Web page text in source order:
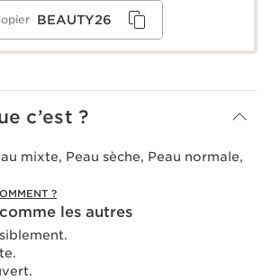
BEAUTY26
c’est ?
mixte, Peau sèche, Peau normale,
?
les autres